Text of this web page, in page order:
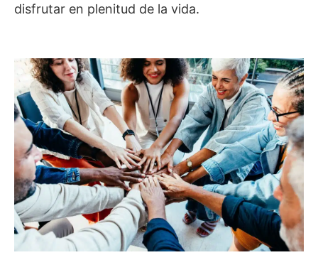
disfrutar en plenitud de la vida.